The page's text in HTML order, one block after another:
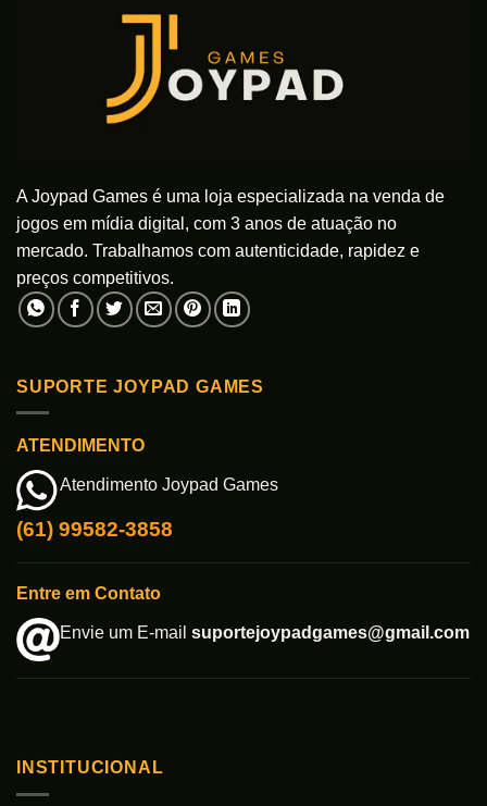
A Joypad Games é uma loja especializada na venda de
jogos em mídia digital, com 3 anos de atuação no
mercado. Trabalhamos com autenticidade, rapidez e
preços competitivos.
SUPORTE JOYPAD GAMES
ATENDIMENTO
Atendimento Joypad Games
(61) 99582-3858
Entre em Contato
Envie um E-mail suportejoypadgames@gmail.com
INSTITUCIONAL